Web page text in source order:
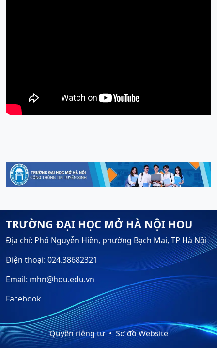
TRƯỜNG ĐẠI HỌC MỞ HÀ NỘI HOU
Địa chỉ: Phố Nguyễn Hiền, phường Bạch Mai, TP Hà Nội
Điện thoại: 024.38682321
Email: mhn@hou.edu.vn
Facebook
Quyền riêng tư Sơ đồ Website